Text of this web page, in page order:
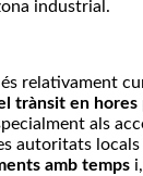
industrial.
relativament
trànsit en hores
als
autoritats
amb temps